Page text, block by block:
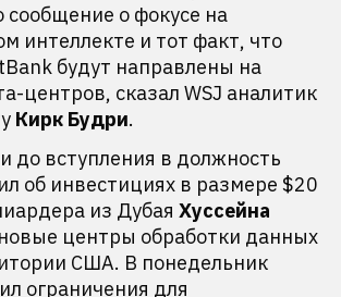
о фокусе на
интеллекте и тот факт, что
будут направлены на
центров, сказал WSJ аналитик
Кирк Будри.
до вступления в должность
об инвестициях в размере $20
из Дубая Хуссейна
центры обработки данных
США. В понедельник
ограничения для